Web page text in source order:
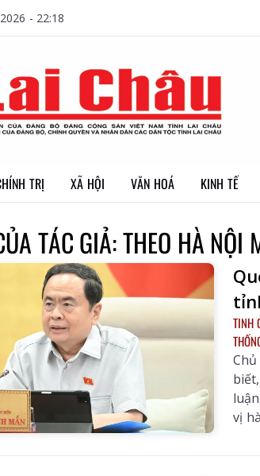
- 22:18
TRỊ XÃ HỘI VĂN HOÁ KINH TẾ
TÁC GIẢ: THEO HÀ NỘI
TINH
vị